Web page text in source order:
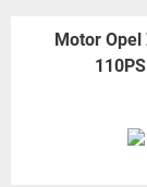
Motor Opel